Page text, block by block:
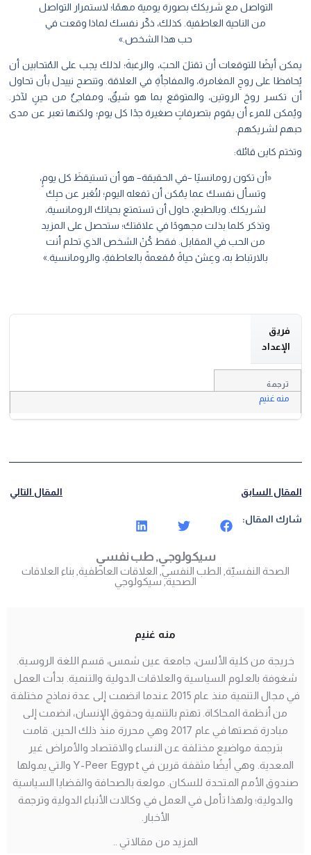
التواصل مع شريكك بصورة يومية مهمًا؛ لاستمرار التواصل
من الناحية العاطفية. كذلك، ذكّر نفسك لماذا وقعت في
حب هذا الشخص.»
يمكن أيضًا للتوقعات أن تقتلَ الحبَ، والرغبةَ؛ لذلك يجب على المُتحابين أن
يُحافظا على روحِ المغامرة، والمفاجأةِ في العلاقة. وتنصح نييدل بأن تحاول
أن تكسر روحَ الروتين، والمتوقع بما هو شيقٌ، ومفاجئٌ من حينٍ لآخر.
ويُمكن للمرء أن يقوم بتصرفاتٍ صغيرة جدًا كل يوم؛ ولكنها تعبر عن مدى
حبهم لشريكهم.
وتختم كاين قائلة:
«أن تكون رومانسيًا –في الحقيقة– هو أن تستيقظَ كل يومٍ،
وتسأل نفسك عما يمُكن أن تفعله اليوم؛ لتُعَبر عن حبِك
لشريكك. وبالطبع، حاول أن تستمتع بحياتك الرومانسية،
وتذكر كلما بذلت مجهودًا في علاقتك؛ ستحصل على المزيد
من الحب في المقابل. فقط كُنْ الشخص الذي تحلم أنت
بالارتباط به، وعِشْ حياةً مُفعمةً بالعاطفةِ، والرومانسية.»
فريق
الإعداد
ترجمة
منه غنيم
المقال السابق المقال التالي
شارك المقال:
سيكولوجي, طب نفسي
الصحة النفسيّة الطب النفسي العلاقات العاطفية بناء العلاقات
الصحية, سيكولوجي
منه غنيم
خريجة من كلية الألسن، جامعة عين شمس، قسم اللغة الروسية.
شغوفة بالعلوم السياسية والعلاقات الدولية والتنمية. بدأت العمل
في مجال التنمية منذ عام 2015 عندما انضمت إلى عدة نماذج مختلفة
من أنظمة المحاكاة. تهتم بالتنمية وحقوق الإنسان، انضمت إلى
مبادرة قصتها في عام 2017 وهي محررة منذ ذلك الحين. قامت
بترجمة مواضيع مختلفة عن النساء والاقتصاد والأمراض غير
المعدية. وهي أيضًا مثقفة قرين في Y-Peer Egypt والتي يمولها
صندوق الأمم المتحدة للسكان. مولعة بالصحافة والقضايا السياسية
والدولية؛ ولهذا تأمل في العمل في وكالات الأنباء الدولية وترجمة
الأخبار.
المزيد من مقالاتي ..